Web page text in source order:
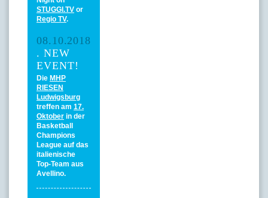
STUGGI.TV or
Regio TV.
08.10.2018
. NEW
EVENT!
Die MHP
RIESEN
Ludwigsburg
treffen am 17.
Oktober in der
Basketball
Champions
League auf das
italienische
Top-Team aus
Avellino.